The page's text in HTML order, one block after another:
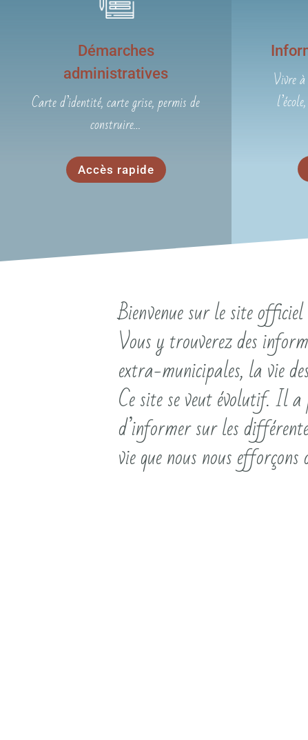
Démarches
administratives
Carte d’identité, carte grise, permis de
construire…
Accès rapide
Vivre
Bienvenue sur le site
Vous y trouverez des
extra-municipales, la vie
Ce site se veut évolutif. Il
d’informer sur les
vie que nous nous